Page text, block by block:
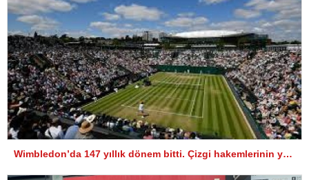
Wimbledon’da 147 yıllık dönem bitti. Çizgi hakemlerinin yerini elektronik sistem alacak